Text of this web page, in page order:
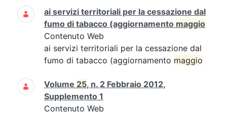
ai servizi territoriali per la cessazione dal
fumo di tabacco (aggiornamento maggio
Contenuto Web
ai servizi territoriali per la cessazione dal
fumo di tabacco (aggiornamento maggio
Volume 25, n. 2 Febbraio 2012,
Supplemento 1
Contenuto Web